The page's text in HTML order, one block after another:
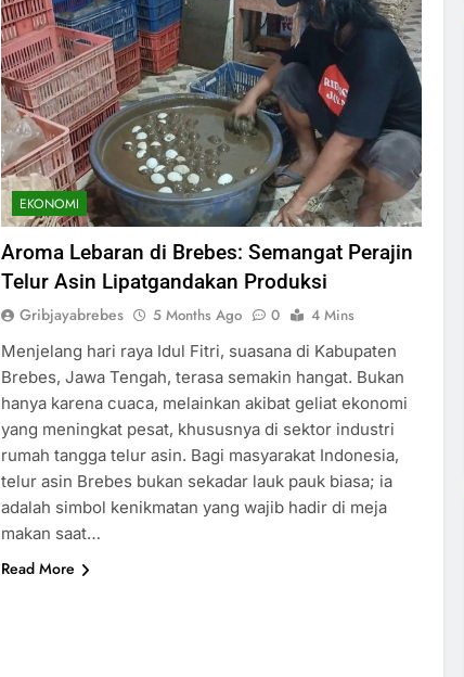
EKONOMI
Aroma Lebaran di Brebes: Semangat Perajin
Telur Asin Lipatgandakan Produksi
Gribjayabrebes 5 Months Ago 0
4 Mins
Menjelang hari raya Idul Fitri, suasana di Kabupaten
Brebes, Jawa Tengah, terasa semakin hangat. Bukan
hanya karena cuaca, melainkan akibat geliat ekonomi
yang meningkat pesat, khususnya di sektor industri
rumah tangga telur asin. Bagi masyarakat Indonesia,
telur asin Brebes bukan sekadar lauk pauk biasa; ia
adalah simbol kenikmatan yang wajib hadir di meja
makan saat…
Read More